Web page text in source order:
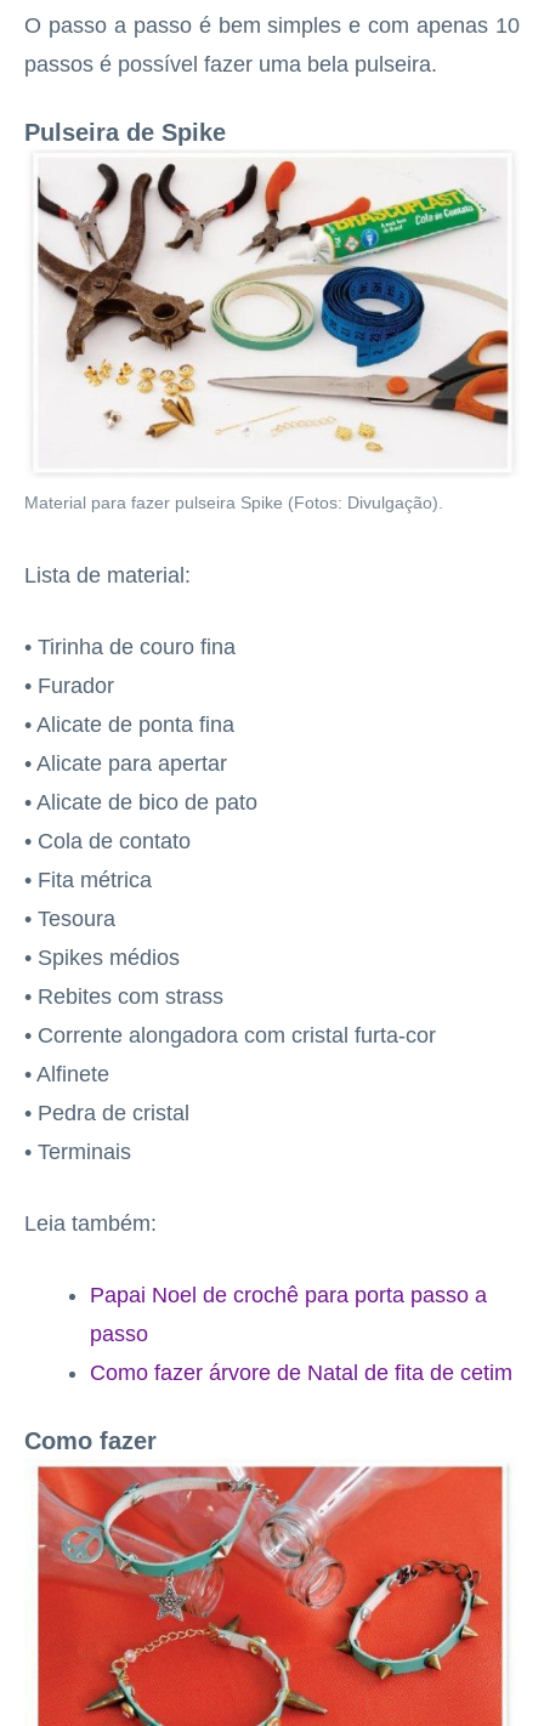
O passo a passo é bem simples e com apenas 10
passos é possível fazer uma bela pulseira.
Pulseira de Spike
Material para fazer pulseira Spike (Fotos: Divulgação).
Lista de material:
• Tirinha de couro fina
• Furador
• Alicate de ponta fina
• Alicate para apertar
• Alicate de bico de pato
• Cola de contato
• Fita métrica
• Tesoura
• Spikes médios
• Rebites com strass
• Corrente alongadora com cristal furta-cor
• Alfinete
• Pedra de cristal
• Terminais
Leia também:
Papai Noel de crochê para porta passo a
passo
Como fazer árvore de Natal de fita de cetim
Como fazer